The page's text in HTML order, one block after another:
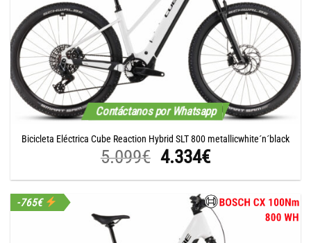
Contáctanos por Whatsapp
Bicicleta Eléctrica Cube Reaction Hybrid SLT 800 metallicwhite´n´black
5.099€ El
precio
original
5.099€.
4.334€El
precio
actual
es:
4.334€.
-765€